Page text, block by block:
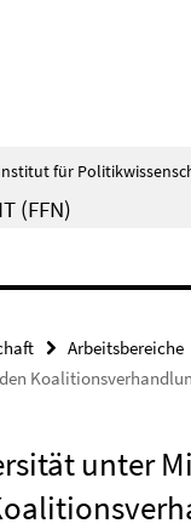
für
(FFN)
Arbeitsbereiche
unter